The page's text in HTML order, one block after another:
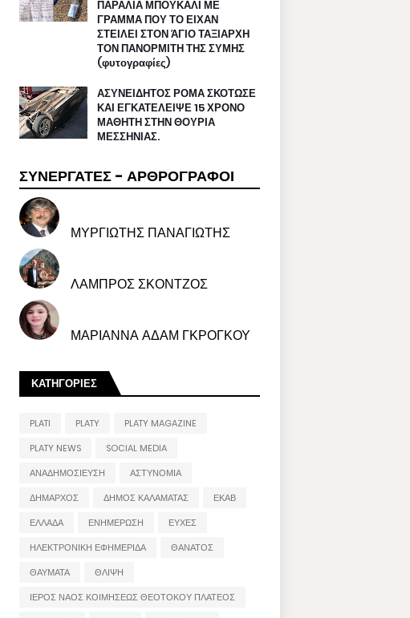
ΠΑΡΑΛΙΑ ΜΠΟΥΚΑΛΙ ΜΕ
ΓΡΑΜΜΑ ΠΟΥ ΤΟ ΕΙΧΑΝ
ΣΤΕΙΛΕΙ ΣΤΟΝ ΆΓΙΟ ΤΑΞΙΑΡΧΗ
ΤΟΝ ΠΑΝΟΡΜΙΤΗ ΤΗΣ ΣΥΜΗΣ
(φυτογραφίες)
ΑΣΥΝΕΙΔΗΤΟΣ ΡΟΜΑ ΣΚΟΤΩΣΕ
ΚΑΙ ΕΓΚΑΤΕΛΕΙΨΕ 15 ΧΡΟΝΟ
ΜΑΘΗΤΗ ΣΤΗΝ ΘΟΥΡΙΑ
ΜΕΣΣΗΝΙΑΣ.
ΣΥΝΕΡΓΑΤΕΣ - ΑΡΘΡΟΓΡΑΦΟΙ
ΜΥΡΓΙΩΤΗΣ ΠΑΝΑΓΙΩΤΗΣ
ΛΑΜΠΡΟΣ ΣΚΟΝΤΖΟΣ
ΜΑΡΙΑΝΝΑ ΑΔΑΜ ΓΚΡΟΓΚΟΥ
ΚΑΤΗΓΟΡΙΕΣ
PLATI PLATY
PLATY MAGAZINE
PLATY NEWS
SOCIAL MEDIA
ΑΝΑΔΗΜΟΣΙΕΥΣΗ
ΑΣΤΥΝΟΜΙΑ
ΔΗΜΑΡΧΟΣ
ΔΗΜΟΣ ΚΑΛΑΜΑΤΑΣ
ΕΚΑΒ
ΕΛΛΑΔΑ
ΕΝΗΜΕΡΩΣΗ
ΕΥΧΕΣ
ΗΛΕΚΤΡΟΝΙΚΗ ΕΦΗΜΕΡΙΔΑ
ΘΑΝΑΤΟΣ
ΘΑΥΜΑΤΑ
ΘΛΙΨΗ
ΙΕΡΟΣ ΝΑΟΣ ΚΟΙΜΗΣΕΩΣ ΘΕΟΤΟΚΟΥ ΠΛΑΤΕΟΣ